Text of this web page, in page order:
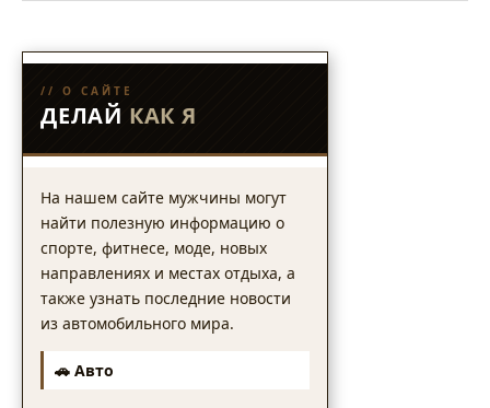
// О САЙТЕ
ДЕЛАЙ КАК Я
На нашем сайте мужчины могут
найти полезную информацию о
спорте, фитнесе, моде, новых
направлениях и местах отдыха, а
также узнать последние новости
из автомобильного мира.
🚗 Авто